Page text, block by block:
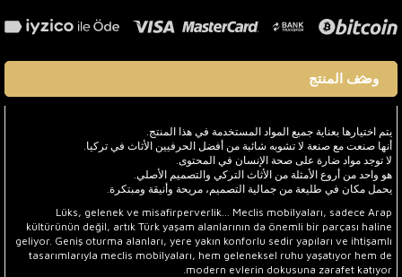
وصف المنتج
يتم اختيارها بعناية جميع المواد المستخدمة في هذا المنتج.
أنها صنعت مع صنعة لا تشوبه شائبة من أفضل الحرفيين الأثاث في تركيا.
لا توجد مواد ضارة على صحة الإنسان في المحتوى.
هو واحد من أروع الأمثلة من الأثاث التركي والتصميم الأصلي.
يحمل مكان في طليعة من جمالية التصميم، مريحة وأنيقة ومبتكرة.
Lüks, gelenek ve misafirperverlik... Meclis mobilyaları, sadece Arap
kültürünün değil, artık Türk yaşam alanlarının da önemli bir parçası haline
geliyor. Geniş oturma alanları, yere yakın konforlu sedir yapıları ve ihtişamlı
tasarımlarıyla meclis mobilyaları, hem geleneksel ruhu yaşatıyor hem de
modern evlerin dokusuna zarafet katıyor.